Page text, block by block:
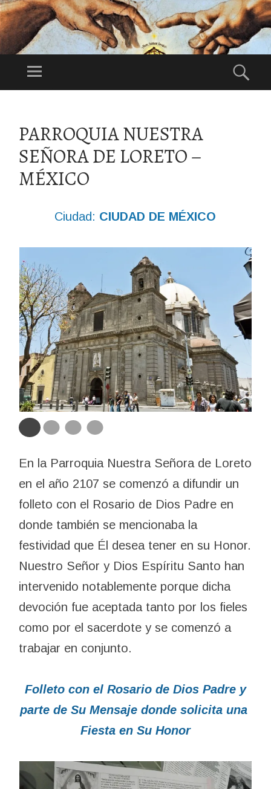
DI
NU
O
PA
DR
1°Domingo de
Menú
CONTENIDO
PARROQUIA NUESTRA
SEÑORA DE LORETO –
MÉXICO
Ciudad: CIUDAD DE MÉXICO
En la Parroquia Nuestra Señora de Loreto
en el año 2107 se comenzó a difundir un
folleto con el Rosario de Dios Padre en
donde también se mencionaba la
festividad que Él desea tener en su Honor.
Nuestro Señor y Dios Espíritu Santo han
intervenido notablemente porque dicha
devoción fue aceptada tanto por los fieles
como por el sacerdote y se comenzó a
trabajar en conjunto.
Folleto con el Rosario de Dios Padre y
parte de Su Mensaje donde solicita una
Fiesta en Su Honor